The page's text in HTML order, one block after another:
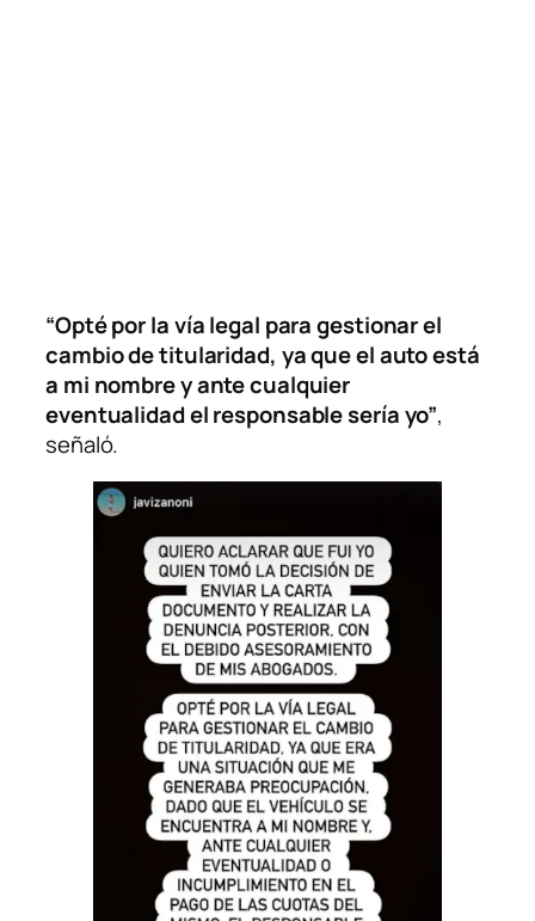
“Opté por la vía legal para gestionar el
cambio de titularidad, ya que el auto está
a mi nombre y ante cualquier
eventualidad el responsable sería yo”,
señaló.